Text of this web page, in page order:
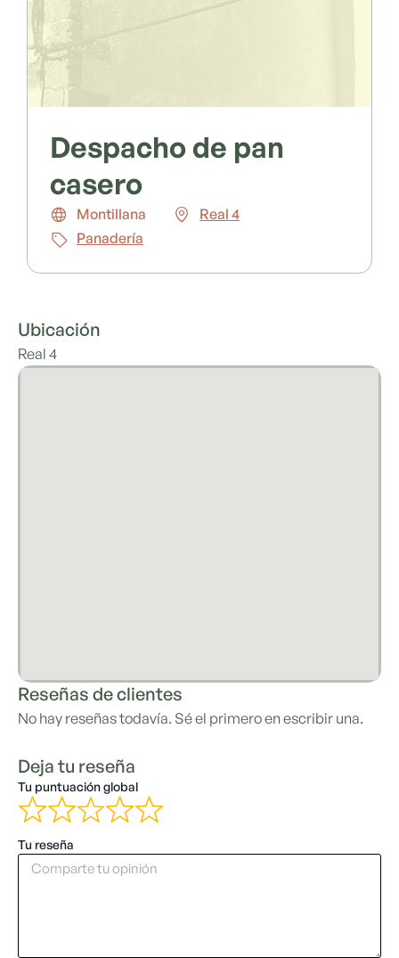
Despacho de pan
casero
Montillana
Real 4
Panadería
Ubicación
Real 4
Reseñas de clientes
No hay reseñas todavía. Sé el primero en escribir una.
Deja tu reseña
Tu puntuación global
Tu reseña